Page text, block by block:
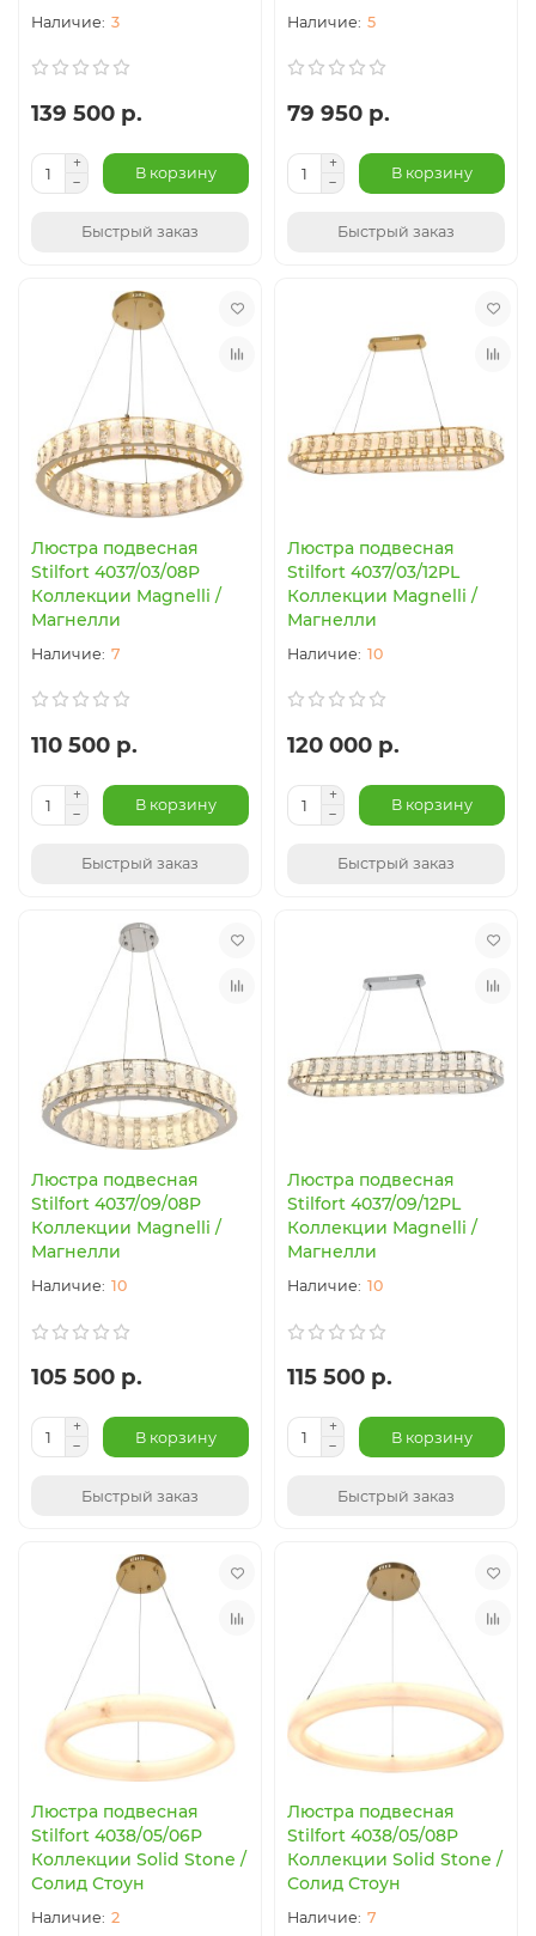
3
139 500 р.
В корзину
Быстрый заказ
5
79 950 р.
В корзину
Быстрый заказ
Люстра подвесная
Stilfort 4037/03/08P
Коллекции Magnelli /
Магнелли
7
110 500 р.
В корзину
Быстрый заказ
Люстра подвесная
Stilfort 4037/03/12PL
Коллекции Magnelli /
Магнелли
10
120 000 р.
В корзину
Быстрый заказ
Люстра подвесная
Stilfort 4037/09/08P
Коллекции Magnelli /
Магнелли
10
105 500 р.
В корзину
Быстрый заказ
Люстра подвесная
Stilfort 4037/09/12PL
Коллекции Magnelli /
Магнелли
10
115 500 р.
В корзину
Быстрый заказ
Люстра подвесная
Stilfort 4038/05/06P
Коллекции Solid Stone /
Солид Стоун
2
Люстра подвесная
Stilfort 4038/05/08P
Коллекции Solid Stone /
Солид Стоун
7